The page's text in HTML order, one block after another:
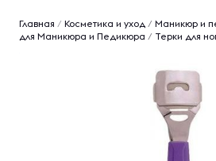
Главная / Косметика и уход / Маникюр и
для Маникюра и Педикюра / Терки для